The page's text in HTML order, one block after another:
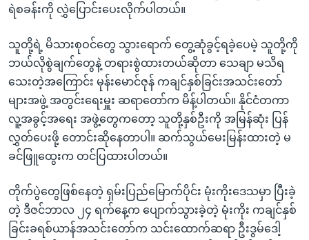
သို့
ရန်
ရဲစခန်းကို လွှဲပြောင်းပေးလိုက်ပါတယ်။
သူတို့ရဲ့ မိသားစုဝင်တွေ သွားရောက် တွေ့ဆုံခွင့်ရခဲ့ပေမဲ့ သူတို့ကို
ဘယ်လိုစွဲချက်တွေနဲ့ တရားစွဲထားတယ်ဆိုတာ သေချာ မသိရ
သေးတဲ့အကြောင်း မုန်းမောင်ဇုန် ကချင်နှစ်ခြင်းအသင်းတော်
များအဖွဲ့ အတွင်းရေးမှူး ဆရာတော်က မိန့်ပါတယ်။ နိုင်ငံတကာ
လူ့အခွင့်အရေး အဖွဲ့တွေကတော့ သူတို့နှစ်ဦးကို အမြန်ဆုံး ပြန်
လွှတ်ပေးဖို့ တောင်းဆိုနေတာပါ။ ဆက်သွယ်မေးမြန်းထားတဲ့ မ
ခင်ဖြူထွေးက တင်ပြထားပါတယ်။
တိုက်ပွဲတွေဖြစ်နေတဲ့ ရှမ်းပြည်မြောက်ပိုင်း မုံးကိုးဒေသမှာ ပြီးခဲ့
တဲ့ ဒီဇင်ဘာလ ၂၄ ရက်နေ့က ပျောက်သွားခဲ့တဲ့ မုံးကိုး ကချင်နှစ်
ခြင်းခရစ်ယာန်အသင်းတော်က သင်းထောက်ဆရာ ဦးဒွမ်ဒေါ့